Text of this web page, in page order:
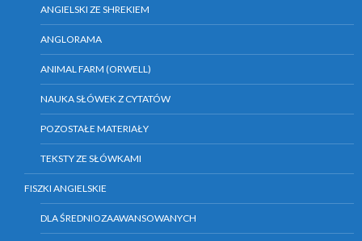
ANGIELSKI ZE SHREKIEM
ANGLORAMA
ANIMAL FARM (ORWELL)
NAUKA SŁÓWEK Z CYTATÓW
POZOSTAŁE MATERIAŁY
TEKSTY ZE SŁÓWKAMI
FISZKI ANGIELSKIE
DLA ŚREDNIOZAAWANSOWANYCH